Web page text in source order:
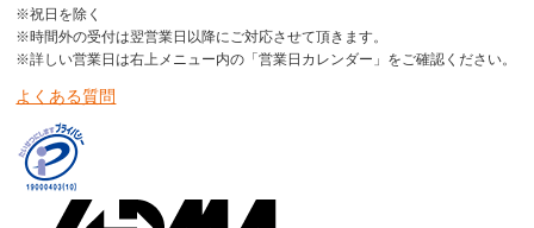
※祝日を除く
※時間外の受付は翌営業日以降にご対応させて頂きます。
※詳しい営業日は右上メニュー内の「営業日カレンダー」をご確認ください。
よくある質問